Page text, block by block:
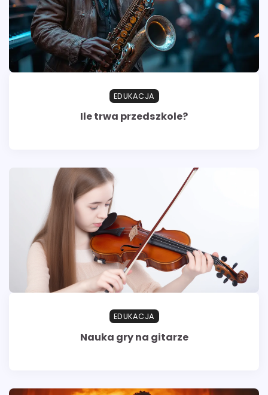
EDUKACJA
Ile trwa przedszkole?
EDUKACJA
Nauka gry na gitarze